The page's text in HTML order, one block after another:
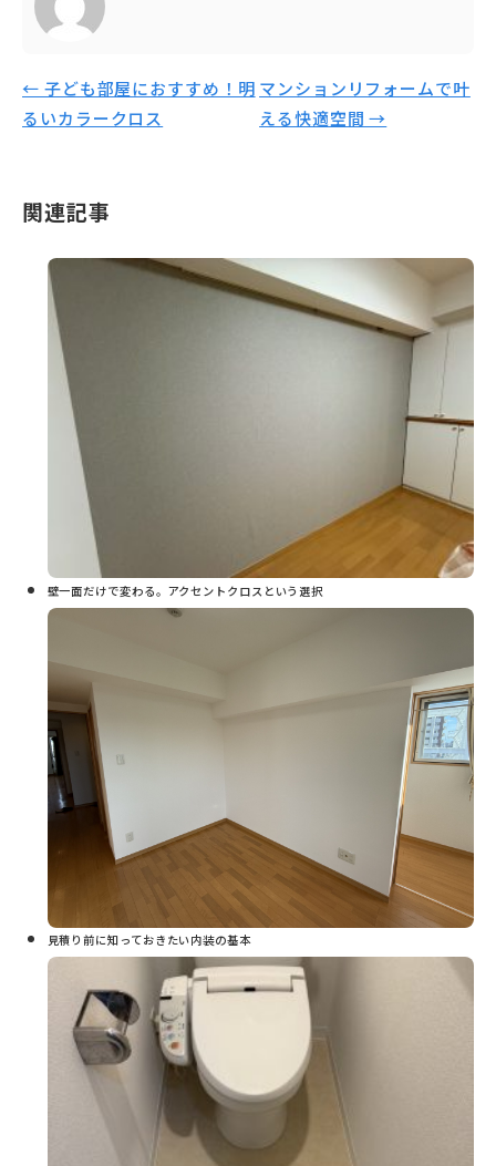
← 子ども部屋におすすめ！明
るいカラークロス
マンションリフォームで叶
える快適空間 →
関連記事
壁一面だけで変わる。アクセントクロスという選択
見積り前に知っておきたい内装の基本